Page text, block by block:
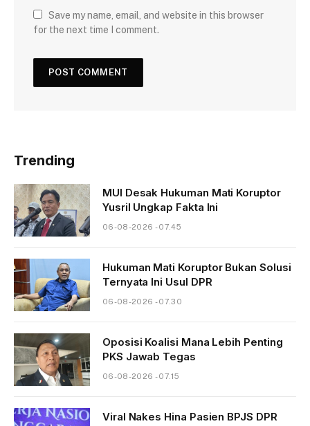
Save my name, email, and website in this browser
for the next time I comment.
Trending
MUI Desak Hukuman Mati Koruptor
Yusril Ungkap Fakta Ini
06-08-2026 - 07.45
Hukuman Mati Koruptor Bukan Solusi
Ternyata Ini Usul DPR
06-08-2026 - 07.30
Oposisi Koalisi Mana Lebih Penting
PKS Jawab Tegas
06-08-2026 - 07.15
Viral Nakes Hina Pasien BPJS DPR